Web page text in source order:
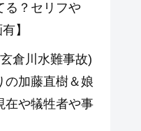
る？セリフや
】
倉川水難事故)
の加藤直樹＆娘
在や犠牲者や事